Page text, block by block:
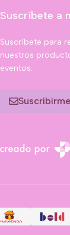
Suscríbete a
Suscríbete para
nuestros
eventos.
Suscribirme